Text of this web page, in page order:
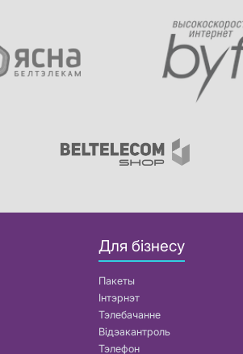
Для бізнесу
Пакеты
Інтэрнэт
Тэлебачанне
Відэакантроль
Тэлефон